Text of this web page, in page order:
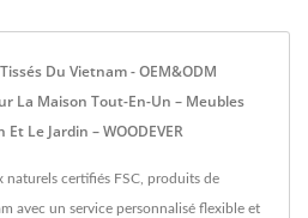
Du Vietnam - OEM&ODM
La Maison Tout-En-Un – Meubles
Le Jardin – WOODEVER
certifiés FSC, produits de
avec un service personnalisé flexible et